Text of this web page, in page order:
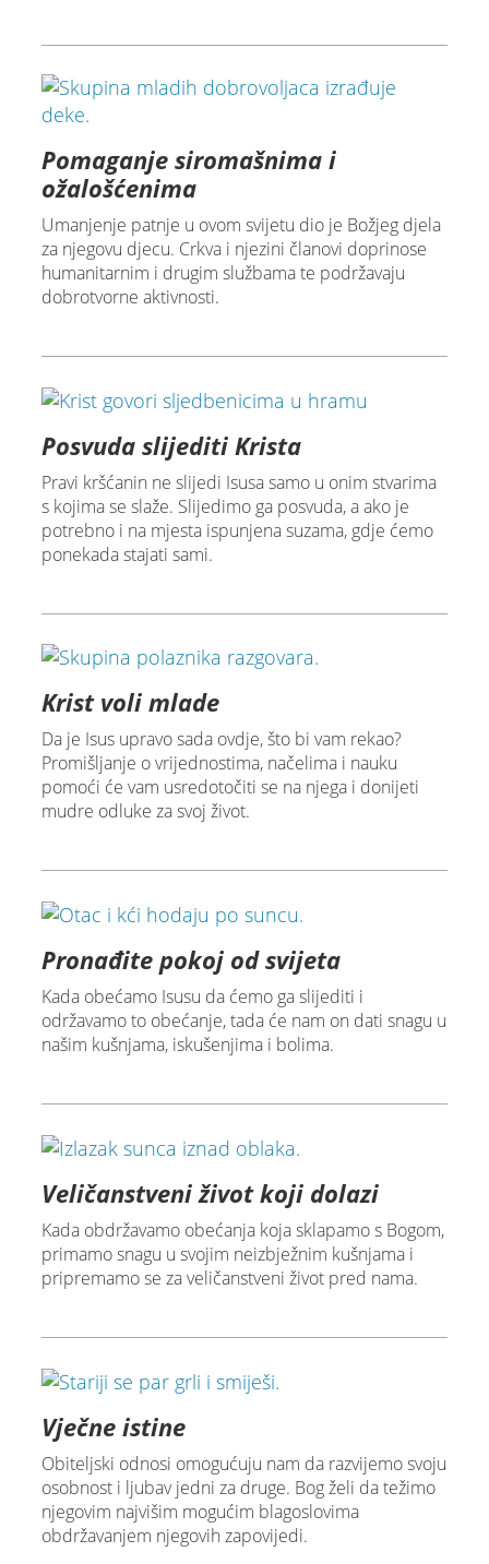
Pomaganje siromašnima i
ožalošćenima
Umanjenje patnje u ovom svijetu dio je Božjeg djela
za njegovu djecu. Crkva i njezini članovi doprinose
humanitarnim i drugim službama te podržavaju
dobrotvorne aktivnosti.
Posvuda slijediti Krista
Pravi kršćanin ne slijedi Isusa samo u onim stvarima
s kojima se slaže. Slijedimo ga posvuda, a ako je
potrebno i na mjesta ispunjena suzama, gdje ćemo
ponekada stajati sami.
Krist voli mlade
Da je Isus upravo sada ovdje, što bi vam rekao?
Promišljanje o vrijednostima, načelima i nauku
pomoći će vam usredotočiti se na njega i donijeti
mudre odluke za svoj život.
Pronađite pokoj od svijeta
Kada obećamo Isusu da ćemo ga slijediti i
održavamo to obećanje, tada će nam on dati snagu u
našim kušnjama, iskušenjima i bolima.
Veličanstveni život koji dolazi
Kada obdržavamo obećanja koja sklapamo s Bogom,
primamo snagu u svojim neizbježnim kušnjama i
pripremamo se za veličanstveni život pred nama.
Vječne istine
Obiteljski odnosi omogućuju nam da razvijemo svoju
osobnost i ljubav jedni za druge. Bog želi da težimo
njegovim najvišim mogućim blagoslovima
obdržavanjem njegovih zapovijedi.